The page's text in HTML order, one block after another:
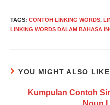
TAGS: CONTOH LINKING WORDS,
LINKING WORDS DALAM BAHASA
YOU MIGHT ALSO LIKE
Kumpulan Contoh